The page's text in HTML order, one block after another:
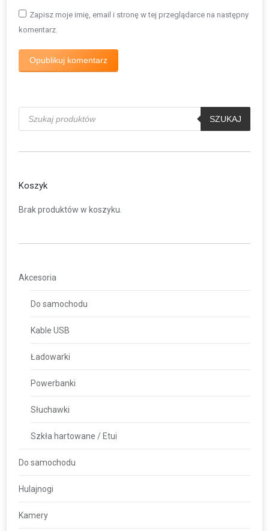
Zapisz moje imię, email i stronę w tej przeglądarce na następny
komentarz.
Opublikuj komentarz
Wyszukiwarka
produktów
SZUKAJ
Koszyk
Brak produktów w koszyku.
Akcesoria
Do samochodu
Kable USB
Ładowarki
Powerbanki
Słuchawki
Szkła hartowane / Etui
Do samochodu
Hulajnogi
Kamery